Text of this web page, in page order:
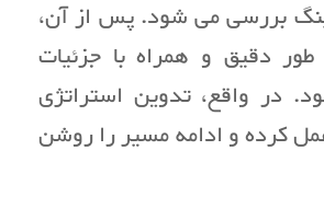
بررسی می شود. پس از آن،
دقیق و همراه با جزئیات
در واقع، تدوین استراتژی
کرده و ادامه مسیر را روشن